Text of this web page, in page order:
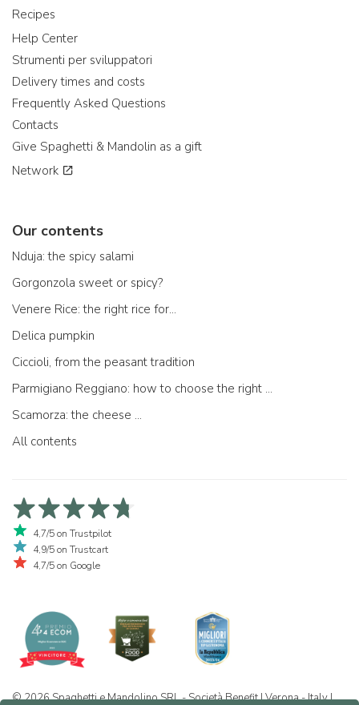
Recipes
Help Center
Strumenti per sviluppatori
Delivery times and costs
Frequently Asked Questions
Contacts
Give Spaghetti & Mandolin as a gift
Network
Our contents
Nduja: the spicy salami
Gorgonzola sweet or spicy?
Venere Rice: the right rice for...
Delica pumpkin
Ciccioli, from the peasant tradition
Parmigiano Reggiano: how to choose the right one
Scamorza: the cheese ...
All contents
4,7/5 on Trustpilot
4,9/5 on Trustcart
4,7/5 on Google
© 2026 Spaghetti e Mandolino SRL - Società Benefit | Verona - Italy |